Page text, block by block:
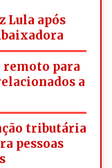
Lula após
remoto para
a
tributária
pessoas